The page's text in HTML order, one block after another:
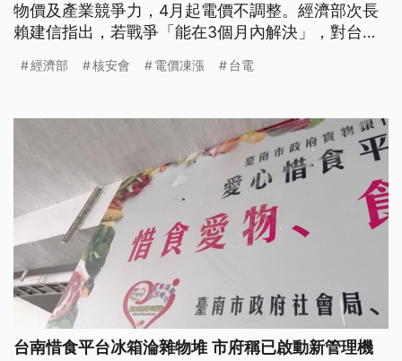
物價及產業競爭力，4月起電價不調整。經濟部次長
賴建信指出，若戰爭「能在3個月內解決」，對台電
計畫已獲經濟部核復同意提送核安會，後續需進行自
備運轉資格。
經濟部 核安會 電價凍漲 台電
台南惜食平台冰箱淪雜物堆 市府稱已啟動新管理機